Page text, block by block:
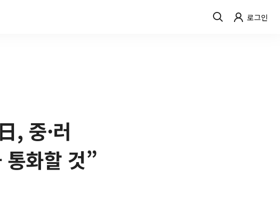
로그인
, 중·러
화할 것”